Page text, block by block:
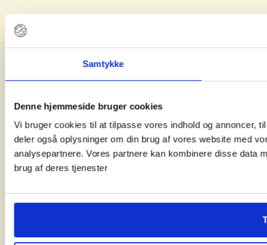
Samtykke
Denne hjemmeside bruger cookies
Vi bruger cookies til at tilpasse vores indhold og annoncer,
deler også oplysninger om din brug af vores website med
analysepartnere. Vores partnere kan kombinere disse data
brug af deres tjenester